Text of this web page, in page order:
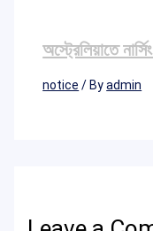
অস্ট্রেলিয়াতে
notice / Byadmin